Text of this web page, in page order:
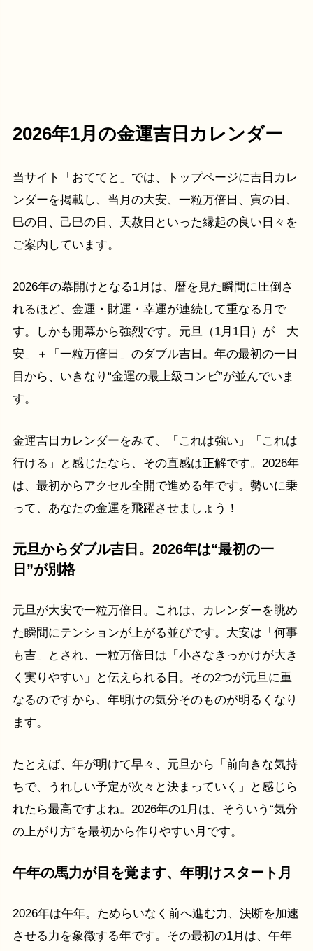
2026年1月の金運吉日カレンダー
当サイト「おててと」では、トップページに吉日カレ
ンダーを掲載し、当月の大安、一粒万倍日、寅の日、
巳の日、己巳の日、天赦日といった縁起の良い日々を
ご案内しています。
2026年の幕開けとなる1月は、暦を見た瞬間に圧倒さ
れるほど、金運・財運・幸運が連続して重なる月で
す。しかも開幕から強烈です。元旦（1月1日）が「大
安」＋「一粒万倍日」のダブル吉日。年の最初の一日
目から、いきなり“金運の最上級コンビ”が並んでいま
す。
金運吉日カレンダーをみて、「これは強い」「これは
行ける」と感じたなら、その直感は正解です。2026年
は、最初からアクセル全開で進める年です。勢いに乗
って、あなたの金運を飛躍させましょう！
元旦からダブル吉日。2026年は“最初の一
日”が別格
元旦が大安で一粒万倍日。これは、カレンダーを眺め
た瞬間にテンションが上がる並びです。大安は「何事
も吉」とされ、一粒万倍日は「小さなきっかけが大き
く実りやすい」と伝えられる日。その2つが元旦に重
なるのですから、年明けの気分そのものが明るくなり
ます。
たとえば、年が明けて早々、元旦から「前向きな気持
ちで、うれしい予定が次々と決まっていく」と感じら
れたら最高ですよね。2026年の1月は、そういう“気分
の上がり方”を最初から作りやすい月です。
午年の馬力が目を覚ます、年明けスタート月
2026年は午年。ためらいなく前へ進む力、決断を加速
させる力を象徴する年です。その最初の1月は、午年